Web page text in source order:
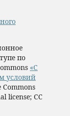
по
«С
условий
Commons
license; CC